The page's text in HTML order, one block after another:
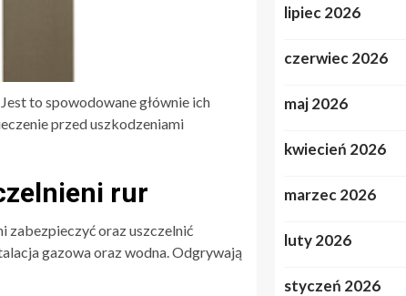
to spowodowane głównie ich
przed uszkodzeniami
rur
zabezpieczyć oraz uszczelnić
gazowa oraz wodna. Odgrywają
lipiec 2026
czerwiec 2026
maj 2026
kwiecień 2026
marzec 2026
luty 2026
styczeń 2026